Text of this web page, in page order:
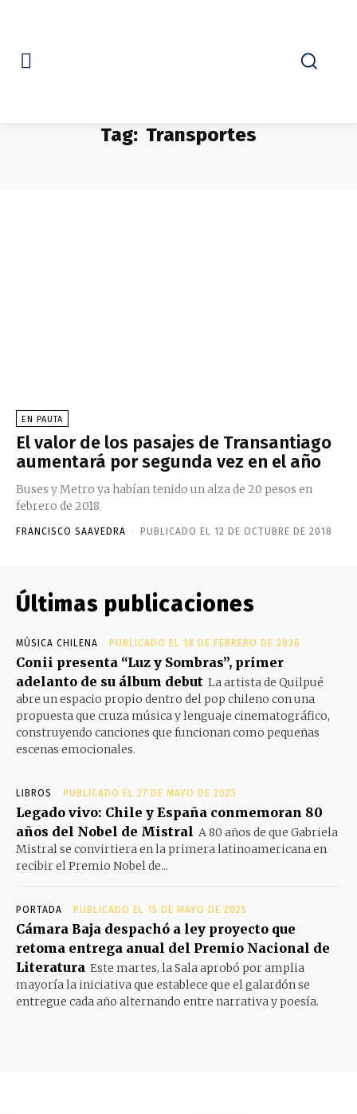
Tag: Transportes
EN PAUTA
El valor de los pasajes de Transantiago
aumentará por segunda vez en el año
Buses y Metro ya habían tenido un alza de 20 pesos en
febrero de 2018
FRANCISCO SAAVEDRA - PUBLICADO EL 12 DE OCTUBRE DE 2018
Últimas publicaciones
MÚSICA CHILENA PUBLICADO EL 18 DE FEBRERO DE 2026
Conii presenta “Luz y Sombras”, primer
adelanto de su álbum debut La artista de Quilpué
abre un espacio propio dentro del pop chileno con una
propuesta que cruza música y lenguaje cinematográfico,
construyendo canciones que funcionan como pequeñas
escenas emocionales.
LIBROS PUBLICADO EL 27 DE MAYO DE 2025
Legado vivo: Chile y España conmemoran 80
años del Nobel de Mistral A 80 años de que Gabriela
Mistral se convirtiera en la primera latinoamericana en
recibir el Premio Nobel de...
PORTADA PUBLICADO EL 15 DE MAYO DE 2025
Cámara Baja despachó a ley proyecto que
retoma entrega anual del Premio Nacional de
Literatura Este martes, la Sala aprobó por amplia
mayoría la iniciativa que establece que el galardón se
entregue cada año alternando entre narrativa y poesía.